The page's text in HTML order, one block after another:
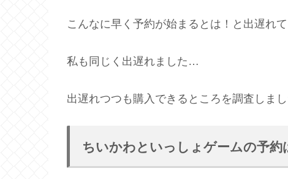
こんなに早く予約が始まるとは！と出遅れ
私も同じく出遅れました…
出遅れつつも購入できるところを調査しま
ちいかわといっしょゲームの予約